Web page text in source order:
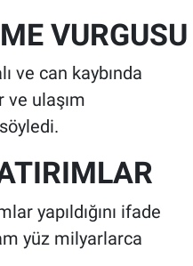
VURGUSU
ve can kaybında
ve ulaşım
yapıldığını ifade
yüz milyarlarca